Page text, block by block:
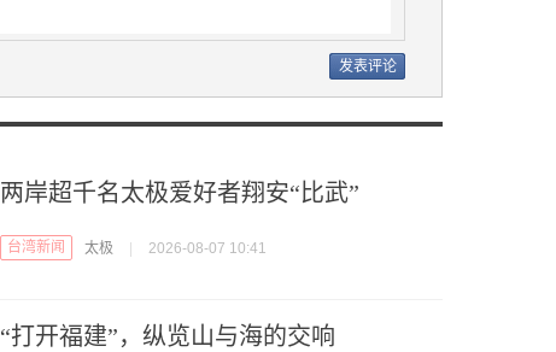
两岸超千名太极爱好者翔安“比武”
台湾新闻 太极 2026-08-07 10:41
“打开福建”，纵览山与海的交响